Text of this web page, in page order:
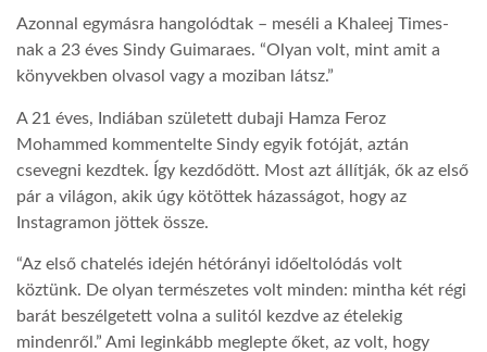
Azonnal egymásra hangolódtak – meséli a Khaleej Times-
nak a 23 éves Sindy Guimaraes. “Olyan volt, mint amit a
könyvekben olvasol vagy a moziban látsz.”
A 21 éves, Indiában született dubaji Hamza Feroz
Mohammed kommentelte Sindy egyik fotóját, aztán
csevegni kezdtek. Így kezdődött. Most azt állítják, ők az első
pár a világon, akik úgy kötöttek házasságot, hogy az
Instagramon jöttek össze.
“Az első chatelés idején hétórányi időeltolódás volt
köztünk. De olyan természetes volt minden: mintha két régi
barát beszélgetett volna a sulitól kezdve az ételekig
mindenről.” Ami leginkább meglepte őket, az volt, hogy